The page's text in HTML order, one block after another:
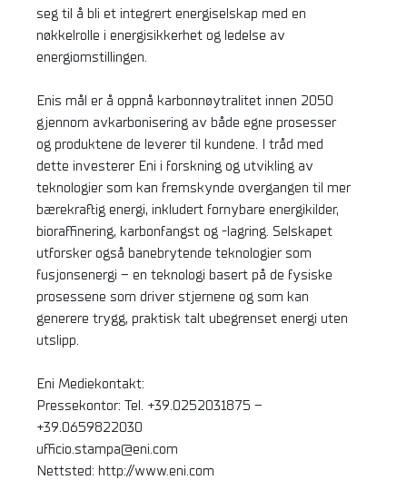
seg til å bli et integrert energiselskap med en
nøkkelrolle i energisikkerhet og ledelse av
energiomstillingen.
Enis mål er å oppnå karbonnøytralitet innen 2050
gjennom avkarbonisering av både egne prosesser
og produktene de leverer til kundene. I tråd med
dette investerer Eni i forskning og utvikling av
teknologier som kan fremskynde overgangen til mer
bærekraftig energi, inkludert fornybare energikilder,
bioraffinering, karbonfangst og -lagring. Selskapet
utforsker også banebrytende teknologier som
fusjonsenergi – en teknologi basert på de fysiske
prosessene som driver stjernene og som kan
generere trygg, praktisk talt ubegrenset energi uten
utslipp.
Eni Mediekontakt:
Pressekontor: Tel. +39.0252031875 –
+39.0659822030
ufficio.stampa@eni.com
Nettsted: http://www.eni.com